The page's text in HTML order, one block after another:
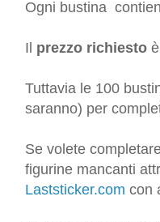
Ogni bustina
Il prezzo richiesto
Tuttavia le 100
saranno) per
Se volete
figurine mancanti
Laststicker.com con